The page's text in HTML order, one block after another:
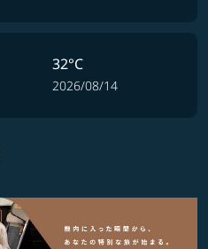
32°C
2026/08/14